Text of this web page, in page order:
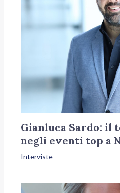
Gianluca Sardo: il
negli eventi top a
Interviste